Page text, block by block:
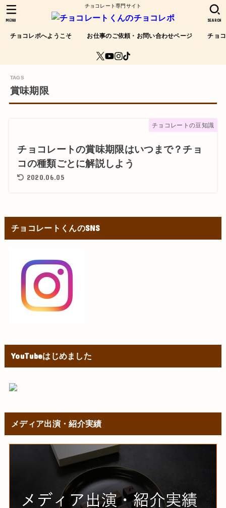
チョコレート専門サイト
チョコレポへようこそ お仕事のご依頼・お問い合わせページ チョ
SEARCH
MENU
賞味期限
チョコレートの豆知識
チョコレートの賞味期限はいつまで？チョ
コの種類ごとに解説しよう
2020.06.05
チョコレートくんのSNS
YouTubeはじめました
メディア出演・紹介実績